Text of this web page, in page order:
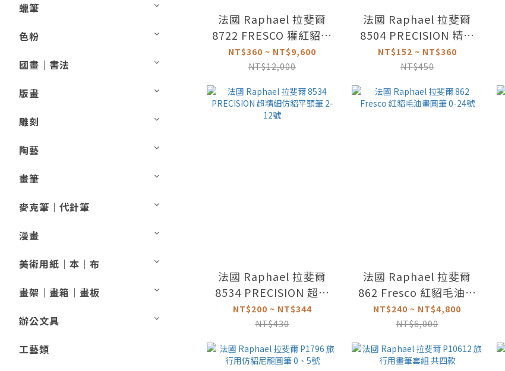
蠟筆
色粉
國畫｜書法
版畫
雕刻
陶藝
畫筆
麥克筆｜代針筆
漫畫
美術用紙｜本｜布
畫架｜畫箱｜畫板
辦公文具
工藝類
法國 Raphael 拉斐爾
8722 FRESCO 獾紅貂毛
油畫半圓筆 2-24號
NT$360 ~ NT$9,600
NT$12,000
法國 Raphael 拉斐爾
8504 PRECISION 精細
仿貂圓頭纖維筆 6/0-10
號
NT$152 ~ NT$360
NT$450
法國 Raphael 拉斐爾
8534 PRECISION 超精
細仿貂平頭筆 2-12號
NT$200 ~ NT$344
NT$430
法國 Raphael 拉斐爾
862 Fresco 紅貂毛油畫
圓筆 0-24號
NT$240 ~ NT$4,800
NT$6,000